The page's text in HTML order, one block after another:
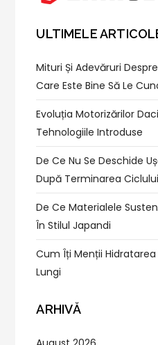
ULTIMELE
Mituri Și Adevăruri
Care Este Bine Să Le
Evoluția Motorizărilor
Tehnologiile Introduse
De Ce Nu Se Deschide
După Terminarea Ciclului
De Ce Materialele
În Stilul Japandi
Cum Îți Menții
Lungi
ARHIVĂ